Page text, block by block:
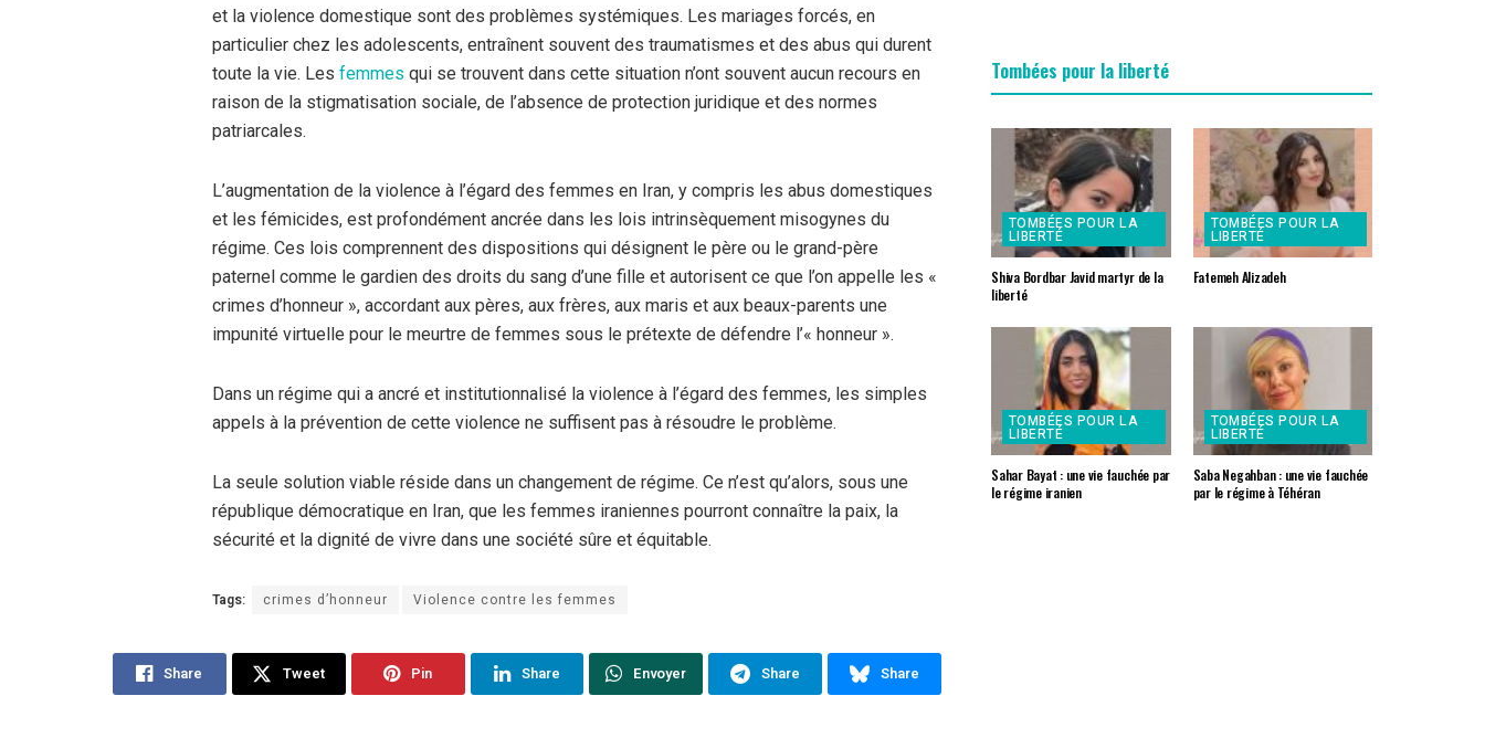
et la violence domestique sont des problèmes systémiques. Les mariages forcés, en
particulier chez les adolescents, entraînent souvent des traumatismes et des abus qui durent
toute la vie. Les femmes qui se trouvent dans cette situation n’ont souvent aucun recours en
raison de la stigmatisation sociale, de l’absence de protection juridique et des normes
patriarcales.
L’augmentation de la violence à l’égard des femmes en Iran, y compris les abus domestiques
et les fémicides, est profondément ancrée dans les lois intrinsèquement misogynes du
régime. Ces lois comprennent des dispositions qui désignent le père ou le grand-père
paternel comme le gardien des droits du sang d’une fille et autorisent ce que l’on appelle les «
crimes d’honneur », accordant aux pères, aux frères, aux maris et aux beaux-parents une
impunité virtuelle pour le meurtre de femmes sous le prétexte de défendre l’« honneur ».
Dans un régime qui a ancré et institutionnalisé la violence à l’égard des femmes, les simples
appels à la prévention de cette violence ne suffisent pas à résoudre le problème.
La seule solution viable réside dans un changement de régime. Ce n’est qu’alors, sous une
république démocratique en Iran, que les femmes iraniennes pourront connaître la paix, la
sécurité et la dignité de vivre dans une société sûre et équitable.
Tags: crimes d’honneur Violence contre les femmes
Share Tweet Pin Share Envoyer Share Share
Tombées pour la liberté
TOMBÉES POUR LA
LIBERTÉ
Shiva Bordbar Javid martyr de la
liberté
TOMBÉES POUR LA
LIBERTÉ
Fatemeh Alizadeh
TOMBÉES POUR LA
LIBERTÉ
Sahar Bayat : une vie fauchée par
le régime iranien
TOMBÉES POUR LA
LIBERTÉ
Saba Negahban : une vie fauchée
par le régime à Téhéran